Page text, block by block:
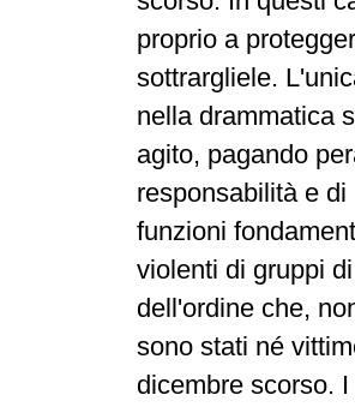
proprio a
sottrargliele.
nella drammatica
agito, pagando
responsabilità e
funzioni
violenti di gruppi
dell'ordine che,
sono stati né
dicembre scorso.